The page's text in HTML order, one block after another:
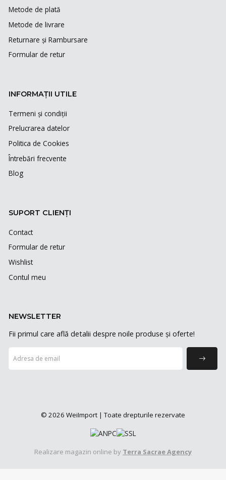
Metode de plată
Metode de livrare
Returnare și Rambursare
Formular de retur
INFORMAȚII UTILE
Termeni și condiții
Prelucrarea datelor
Politica de Cookies
Întrebări frecvente
Blog
SUPORT CLIENȚI
Contact
Formular de retur
Wishlist
Contul meu
NEWSLETTER
Fii primul care află detalii despre noile produse și oferte!
© 2026 WeiImport | Toate drepturile rezervate
Realizare magazin online by Terra Sacrae Agency